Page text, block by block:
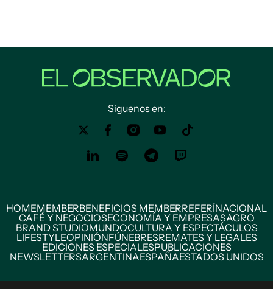
Siguenos en:
HOMEMEMBERBENEFICIOS MEMBERREFERÍNACIONAL
CAFÉ Y NEGOCIOSECONOMÍA Y EMPRESASAGRO
BRAND STUDIOMUNDOCULTURA Y ESPECTÁCULOS
LIFESTYLEOPINIÓNFÚNEBRESREMATES Y LEGALES
EDICIONES ESPECIALESPUBLICACIONES
NEWSLETTERSARGENTINAESPAÑAESTADOS UNIDOS